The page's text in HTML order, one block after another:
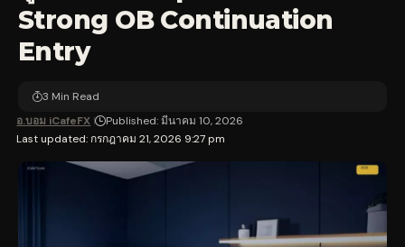
Strong OB Continuation
Entry
Last updated: กรกฎาคม 21, 2026 9:27 pm
อ.บอม iCafeFX Published: มีนาคม 10, 2026
3 Min Read